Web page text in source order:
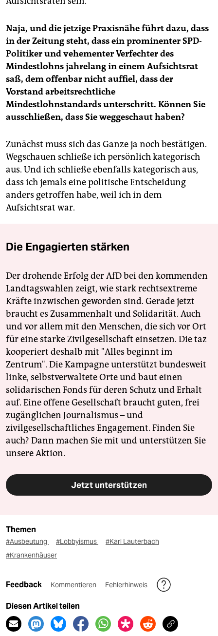
Naja, und die jetzige Praxisnähe führt dazu, dass
in der Zeitung steht, dass ein prominenter SPD-
Politiker und vehementer Verfechter des
Mindestlohns jahrelang in einem Aufsichtsrat
saß, dem offenbar nicht auffiel, dass der
Vorstand arbeitsrechtliche
Mindestlohnstandards unterschritt. Können Sie
ausschließen, dass Sie weggeschaut haben?
Zunächst muss sich das Ganze ja noch bestätigen.
Wegschauen schließe ich persönlich kategorisch
aus. Und ich schließe ebenfalls kategorisch aus,
dass ich jemals eine politische Entscheidung
anders getroffen habe, weil ich in dem
Aufsichtsrat war.
Die Engagierten stärken
Der drohende Erfolg der AfD bei den kommenden
Landtagswahlen zeigt, wie stark rechtsextreme
Kräfte inzwischen geworden sind. Gerade jetzt
braucht es Zusammenhalt und Solidarität. Auch
und vor allem mit den Menschen, die sich vor Ort
für eine starke Zivilgesellschaft einsetzen. Die taz
kooperiert deshalb mit "Alles beginnt im
Zentrum". Die Kampagne unterstützt bundesweit
linke, selbstverwaltete Orte und baut einen
solidarischen Fonds für deren Schutz und Erhalt
auf. Eine offene Gesellschaft braucht guten, frei
zugänglichen Journalismus – und
zivilgesellschaftliches Engagement. Finden Sie
auch? Dann machen Sie mit und unterstützen Sie
unsere Aktion.
Jetzt unterstützen
Themen
#Ausbeutung #Lobbyismus
#Karl Lauterbach
#Krankenhäuser
Feedback Kommentieren Fehlerhinweis
Diesen Artikel teilen